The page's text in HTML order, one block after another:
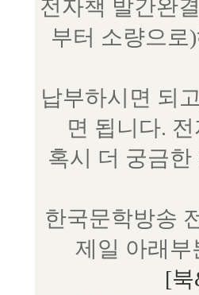
전자책 발간완
부터 소량으로
납부하시면 되
면 됩니다.
혹시 더 궁금한
한국문학방송
제일 아래부
[북